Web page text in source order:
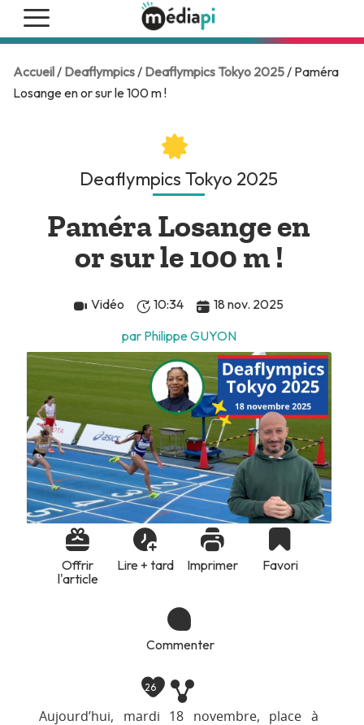
Accueil/ Deaflympics/ Deaflympics Tokyo 2025/ Paméra
Losange en or sur le 100 m !
Deaflympics Tokyo 2025
Paméra Losange en
or sur le 100 m !
Vidéo 10:34
18 nov. 2025
par Philippe GUYON
Offrir
l'article
Lire + tard Imprimer Favori
Commenter
26
Aujourd’hui, mardi 18 novembre, place à